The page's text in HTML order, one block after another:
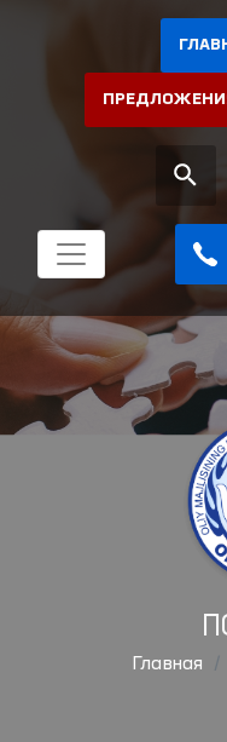
Главная